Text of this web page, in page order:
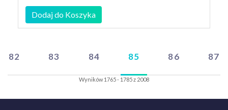
Dodaj do Koszyka
82 83 84 85 86 87
Wyników 1765 - 1785 z 2008